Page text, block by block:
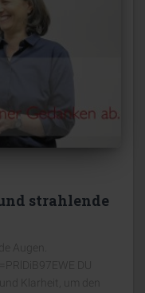
strahlende
Augen.
DU
Klarheit, um den